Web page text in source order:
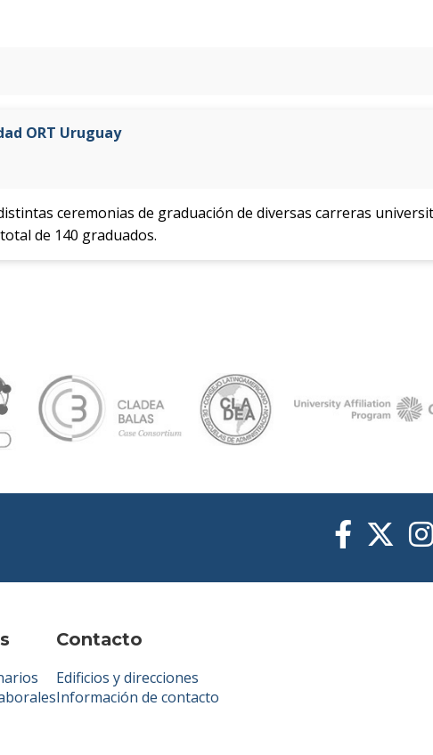
ORT Uruguay
ceremonias de graduación de diversas carreras
de 140 graduados.
Contacto
Edificios y direcciones
Información de contacto